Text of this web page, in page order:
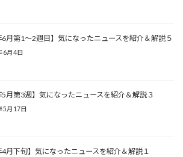
6月第1～2週目】気になったニュースを紹介＆解説５
6月4日
5月第3週】気になったニュースを紹介＆解説３
5月17日
4月下旬】気になったニュースを紹介＆解説１